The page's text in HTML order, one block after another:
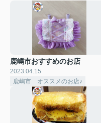
鹿嶋市おすすめのお店
2023.04.15
鹿嶋市 オススメのお店♪